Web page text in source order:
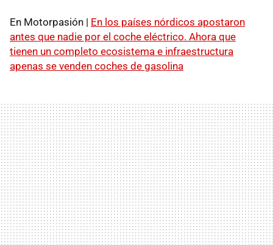
En Motorpasión | En los países nórdicos apostaron
antes que nadie por el coche eléctrico. Ahora que
tienen un completo ecosistema e infraestructura
apenas se venden coches de gasolina